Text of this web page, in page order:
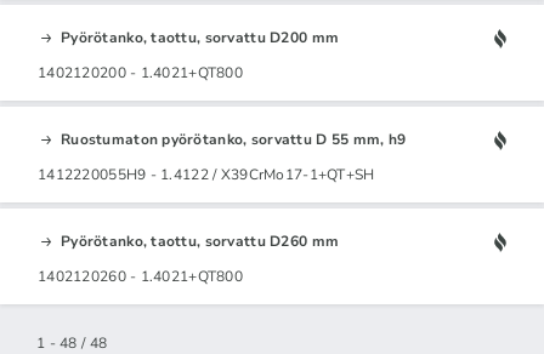
Pyörötanko, taottu, sorvattu D200 mm
1402120200 - 1.4021+QT800
Ruostumaton pyörötanko, sorvattu D 55 mm, h9
1412220055H9 - 1.4122 / X39CrMo17-1+QT+SH
Pyörötanko, taottu, sorvattu D260 mm
1402120260 - 1.4021+QT800
1 - 48 / 48